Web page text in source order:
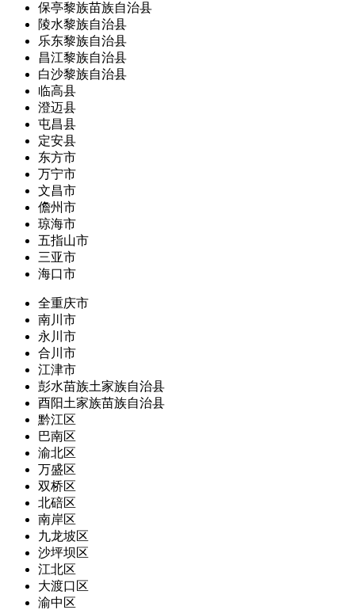
保亭黎族苗族自治县
陵水黎族自治县
乐东黎族自治县
昌江黎族自治县
白沙黎族自治县
临高县
澄迈县
屯昌县
定安县
东方市
万宁市
文昌市
儋州市
琼海市
五指山市
三亚市
海口市
全重庆市
南川市
永川市
合川市
江津市
彭水苗族土家族自治县
酉阳土家族苗族自治县
黔江区
巴南区
渝北区
万盛区
双桥区
北碚区
南岸区
九龙坡区
沙坪坝区
江北区
大渡口区
渝中区